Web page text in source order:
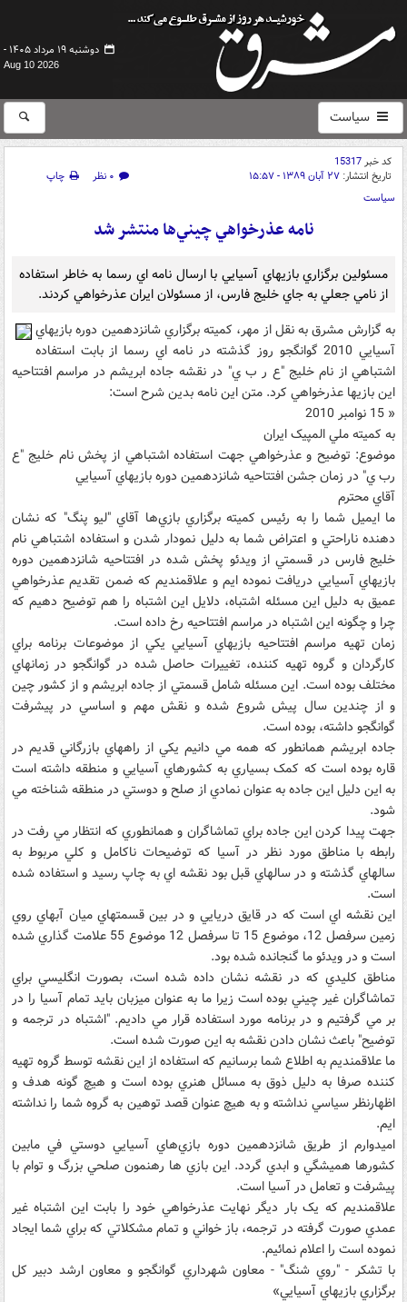
دوشنبه ۱۹ مرداد ۱۴۰۵ -
Aug 10 2026
سیاست
کد خبر15317
تاریخ انتشار: ۲۷ آبان ۱۳۸۹ - ۱۵:۵۷ ۰ نظر
چاپ
سیاست
نامه عذرخواهي چيني‌ها منتشر شد
مسئولين برگزاري بازيهاي آسيايي با ارسال نامه اي رسما به خاطر استفاده
از نامي جعلي به جاي خليج فارس، از مسئولان ايران عذرخواهي کردند.
به گزارش مشرق به نقل از مهر، کميته برگزاري شانزدهمين دوره بازيهاي
آسيايي 2010 گوانگجو روز گذشته در نامه اي رسما از بابت استفاده
اشتباهي از نام خليج "ع ر ب ي" در نقشه جاده ابريشم در مراسم افتتاحيه
اين بازيها عذرخواهي کرد. متن اين نامه بدين شرح است:
« 15 نوامبر 2010
به کميته ملي المپيک ايران
موضوع: توضيح و عذرخواهي جهت استفاده اشتباهي از پخش نام خليج "ع
رب ي" در زمان جشن افتتاحيه شانزدهمين دوره بازيهاي آسيايي
آقاي محترم
ما ايميل شما را به رئيس کميته برگزاري بازي‌ها آقاي "ليو پنگ" که نشان
دهنده ناراحتي و اعتراض شما به دليل نمودار شدن و استفاده اشتباهي نام
خليج فارس در قسمتي از ويدئو پخش شده در افتتاحيه شانزدهمين دوره
بازيهاي آسيايي دريافت نموده ايم و علاقمنديم که ضمن تقديم عذرخواهي
عميق به دليل اين مسئله اشتباه، دلايل اين اشتباه را هم توضيح دهيم که
چرا و چگونه اين اشتباه در مراسم افتتاحيه رخ داده است.
زمان تهيه مراسم افتتاحيه بازيهاي آسيايي يکي از موضوعات برنامه براي
کارگردان و گروه تهيه کننده، تغييرات حاصل شده در گوانگجو در زمانهاي
مختلف بوده است. اين مسئله شامل قسمتي از جاده ابريشم و از کشور چين
و از چندين سال پيش شروع شده و نقش مهم و اساسي در پيشرفت
گوانگجو داشته، بوده است.
جاده ابريشم همانطور که همه مي دانيم يکي از راههاي بازرگاني قديم در
قاره بوده است که کمک بسياري به کشورهاي آسيايي و منطقه داشته است
به اين دليل اين جاده به عنوان نمادي از صلح و دوستي در منطقه شناخته مي
شود.
جهت پيدا کردن اين جاده براي تماشاگران و همانطوري که انتظار مي رفت در
رابطه با مناطق مورد نظر در آسيا که توضيحات ناکامل و کلي مربوط به
سالهاي گذشته و در سالهاي قبل بود نقشه اي به چاپ رسيد و استفاده شده
است.
اين نقشه اي است که در قايق دريايي و در بين قسمتهاي ميان آبهاي روي
زمين سرفصل 12، موضوع 15 تا سرفصل 12 موضوع 55 علامت گذاري شده
است و در ويدئو ما گنجانده شده بود.
مناطق کليدي که در نقشه نشان داده شده است، بصورت انگليسي براي
تماشاگران غير چيني بوده است زيرا ما به عنوان ميزبان بايد تمام آسيا را در
بر مي گرفتيم و در برنامه مورد استفاده قرار مي داديم. "اشتباه در ترجمه و
توضيح" باعث نشان دادن نقشه به اين صورت شده است.
ما علاقمنديم به اطلاع شما برسانيم که استفاده از اين نقشه توسط گروه تهيه
کننده صرفا به دليل ذوق به مسائل هنري بوده است و هيچ گونه هدف و
اظهارنظر سياسي نداشته و به هيچ عنوان قصد توهين به گروه شما را نداشته
ايم.
اميدوارم از طريق شانزدهمين دوره بازي‌هاي آسيايي دوستي في مابين
کشورها هميشگي و ابدي گردد. اين بازي ها رهنمون صلحي بزرگ و توام با
پيشرفت و تعامل در آسيا است.
علاقمنديم که يک بار ديگر نهايت عذرخواهي خود را بابت اين اشتباه غير
عمدي صورت گرفته در ترجمه، باز خواني و تمام مشکلاتي که براي شما ايجاد
نموده است را اعلام نمائيم.
با تشکر - "روي شنگ" - معاون شهرداري گوانگجو و معاون ارشد دبير کل
برگزاري بازيهاي آسيايي»